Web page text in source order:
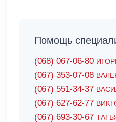
Помощь
(068) 067-06-80
(067) 353-07-08
(067) 551-34-37
(067) 627-62-77
(067) 693-30-67